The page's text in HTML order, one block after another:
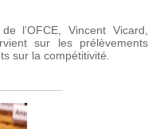
l’OFCE, Vincent Vicard,
sur les prélèvements
sur la compétitivité.